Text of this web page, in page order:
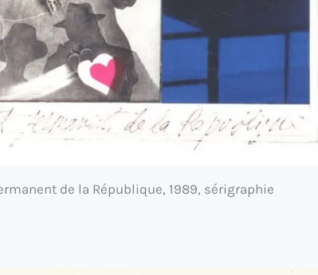
de la République, 1989, sérigraphie